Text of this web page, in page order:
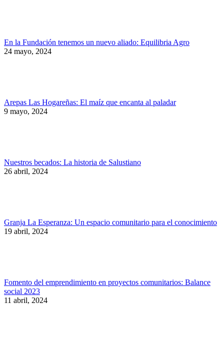
En la Fundación tenemos un nuevo aliado: Equilibria Agro
24 mayo, 2024
Arepas Las Hogareñas: El maíz que encanta al paladar
9 mayo, 2024
Nuestros becados: La historia de Salustiano
26 abril, 2024
Granja La Esperanza: Un espacio comunitario para el conocimiento
19 abril, 2024
Fomento del emprendimiento en proyectos comunitarios: Balance
social 2023
11 abril, 2024